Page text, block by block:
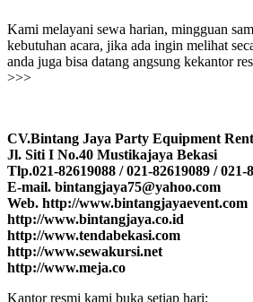
Kami melayani sewa harian, mingguan
kebutuhan acara, jika ada ingin melihat
anda juga bisa datang angsung kekantor
>>>
CV.Bintang Jaya Party Equipment
Jl. Siti I No.40 Mustikajaya Bekasi
Tlp.021-82619088 / 021-82619089 / 021-
E-mail. bintangjaya75@yahoo.com
Web. http://www.bintangjayaevent.com
http://www.bintangjaya.co.id
http://www.tendabekasi.com
http://www.sewakursi.net
http://www.meja.co
Kantor resmi kami buka setiap hari: